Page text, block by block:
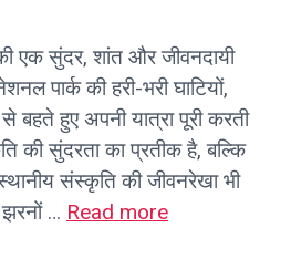
एक सुंदर, शांत और जीवनदायी
पार्क की हरी-भरी घाटियों,
बहते हुए अपनी यात्रा पूरी करती
की सुंदरता का प्रतीक है, बल्कि
संस्कृति की जीवनरेखा भी
… Read more